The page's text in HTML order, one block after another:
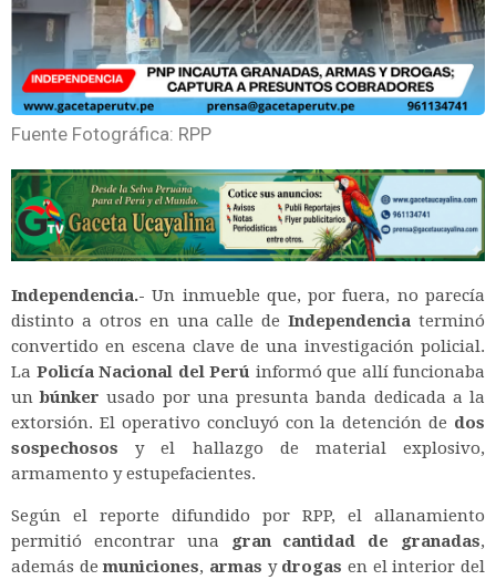
Fuente Fotográfica: RPP
Independencia.- Un inmueble que, por fuera, no parecía
distinto a otros en una calle deIndependencia terminó
convertido en escena clave de una investigación policial.
La Policía Nacional del Perú informó que allí funcionaba
unbúnker usado por una presunta banda dedicada a la
extorsión. El operativo concluyó con la detención de dos
sospechosos y el hallazgo de material explosivo,
armamento y estupefacientes.
Según el reporte difundido por RPP, el allanamiento
permitió encontrar una gran cantidad de granadas,
además demuniciones, armas y drogas en el interior del